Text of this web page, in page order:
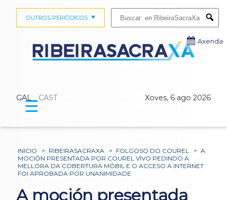
GAL CAST Xoves, 6 ago 2026
OUTROS PERIÓDICOS
Axenda
☰
INICIO > RIBEIRASACRAXA > FOLGOSO DO COUREL > A
MOCIÓN PRESENTADA POR COUREL VIVO PEDINDO A
MELLORA DA COBERTURA MÓBIL E O ACCESO A INTERNET
FOI APROBADA POR UNANIMIDADE
A moción presentada